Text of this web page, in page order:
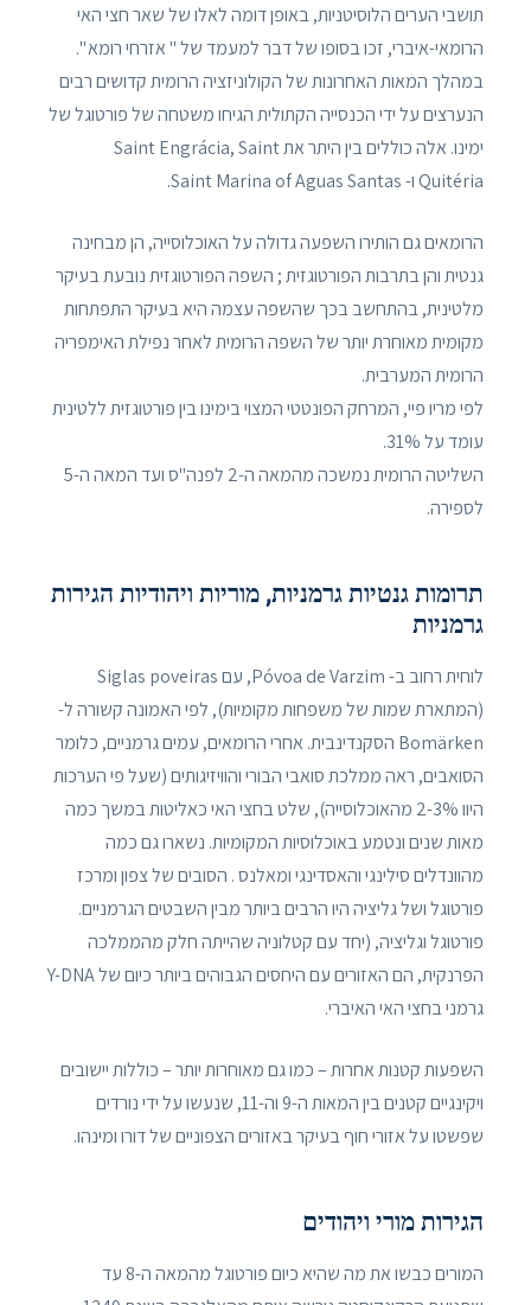
תושבי הערים הלוסיטניות, באופן דומה לאלו של שאר חצי האי
הרומאי-איברי, זכו בסופו של דבר למעמד של " אזרחי רומא ".
במהלך המאות האחרונות של הקולוניזציה הרומית קדושים רבים
הנערצים על ידי הכנסייה הקתולית הגיחו משטחה של פורטוגל של
ימינו. אלה כוללים בין היתר את Saint Engrácia, Saint
Quitéria ו- Saint Marina of Aguas Santas.
הרומאים גם הותירו השפעה גדולה על האוכלוסייה, הן מבחינה
גנטית והן בתרבות הפורטוגזית ; השפה הפורטוגזית נובעת בעיקר
מלטינית, בהתחשב בכך שהשפה עצמה היא בעיקר התפתחות
מקומית מאוחרת יותר של השפה הרומית לאחר נפילת האימפריה
הרומית המערבית.
לפי מריו פיי, המרחק הפונטטי המצוי בימינו בין פורטוגזית ללטינית
עומד על 31%.
השליטה הרומית נמשכה מהמאה ה-2 לפנה"ס ועד המאה ה-5
לספירה.
תרומות גנטיות גרמניות, מוריות ויהודיות הגירות
גרמניות
לוחית רחוב ב- Póvoa de Varzim, עם Siglas poveiras
(המתארת ​​שמות של משפחות מקומיות), לפי האמונה קשורה ל-
Bomärken הסקנדינבית. אחרי הרומאים, עמים גרמניים, כלומר
הסואבים, ראה ממלכת סואבי הבורי והוויזיגותים (שעל פי הערכות
היוו 2-3% מהאוכלוסייה), שלט בחצי האי כאליטות במשך כמה
מאות שנים ונטמע באוכלוסיות המקומיות. נשארו גם כמה
מהוונדלים סילינגי והאסדינגי ומאלנס . הסובים של צפון ומרכז
פורטוגל ושל גליציה היו הרבים ביותר מבין השבטים הגרמניים.
פורטוגל וגליציה, (יחד עם קטלוניה שהייתה חלק מהממלכה
הפרנקית, הם האזורים עם היחסים הגבוהים ביותר כיום של Y-DNA
גרמני בחצי האי האיברי.
השפעות קטנות אחרות – כמו גם מאוחרות יותר – כוללות יישובים
ויקינגיים קטנים בין המאות ה-9 וה-11, שנעשו על ידי נורדים
שפשטו על אזורי חוף בעיקר באזורים הצפוניים של דורו ומינהו.
הגירות מורי ויהודים
המורים כבשו את מה שהיא כיום פורטוגל מהמאה ה-8 עד